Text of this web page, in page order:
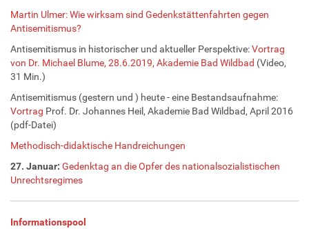
Martin Ulmer: Wie wirksam sind Gedenkstättenfahrten gegen
Antisemitismus?
Antisemitismus in historischer und aktueller Perspektive:Vortrag
von Dr. Michael Blume, 28.6.2019, Akademie Bad Wildbad (Video,
31 Min.)
Antisemitismus (gestern und ) heute - eine Bestandsaufnahme:
Vortrag Prof. Dr. Johannes Heil, Akademie Bad Wildbad, April 2016
(pdf-Datei)
Methodisch-didaktische Handreichungen
27. Januar: Gedenktag an die Opfer des nationalsozialistischen
Unrechtsregimes
Informationspool